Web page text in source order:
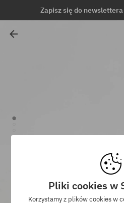
Zapisz się do
Pliki cookies w
Korzystamy z plików cookies w